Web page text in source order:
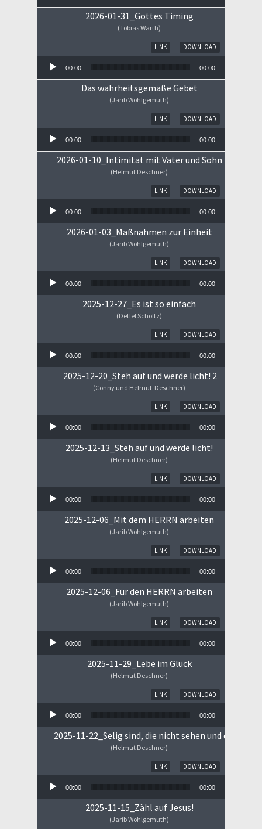
2026-01-31_Gottes Timing
(Tobias Warth)
DOWNLOAD
LINK
00:00 00:00
Das wahrheitsgemäße Gebet
(Jarib Wohlgemuth)
DOWNLOAD
LINK
00:00 00:00
2026-01-10_Intimität mit Vater und Sohn
(Helmut Deschner)
DOWNLOAD
LINK
00:00 00:00
2026-01-03_Maßnahmen zur Einheit
(Jarib Wohlgemuth)
DOWNLOAD
LINK
00:00 00:00
2025-12-27_Es ist so einfach
(Detlef Scholtz)
DOWNLOAD
LINK
00:00 00:00
2025-12-20_Steh auf und werde licht! 2
(Conny und Helmut-Deschner)
DOWNLOAD
LINK
00:00 00:00
2025-12-13_Steh auf und werde licht!
(Helmut Deschner)
DOWNLOAD
LINK
00:00 00:00
2025-12-06_Mit dem HERRN arbeiten
(Jarib Wohlgemuth)
DOWNLOAD
LINK
00:00 00:00
2025-12-06_Für den HERRN arbeiten
(Jarib Wohlgemuth)
DOWNLOAD
LINK
00:00 00:00
2025-11-29_Lebe im Glück
(Helmut Deschner)
DOWNLOAD
LINK
00:00 00:00
2025-11-22_Selig sind, die nicht sehen und doch
(Helmut Deschner)
DOWNLOAD
LINK
00:00 00:00
2025-11-15_Zähl auf Jesus!
(Jarib Wohlgemuth)